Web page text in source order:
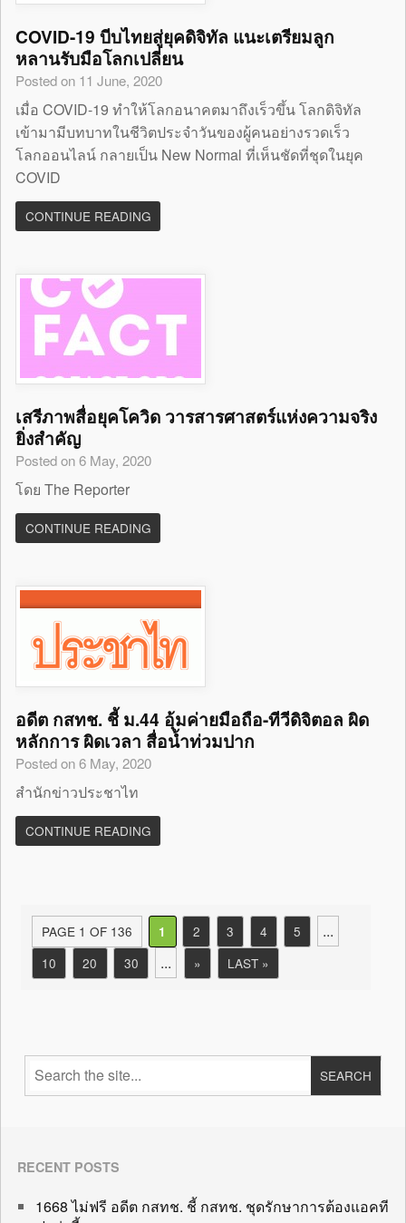
COVID-19 บีบไทยสู่ยุคดิจิทัล แนะเตรียมลูก
หลานรับมือโลกเปลี่ยน
Posted on 11 June, 2020
เมื่อ COVID-19 ทำให้โลกอนาคตมาถึงเร็วขึ้น โลกดิจิทัล
เข้ามามีบทบาทในชีวิตประจำวันของผู้คนอย่างรวดเร็ว
โลกออนไลน์ กลายเป็น New Normal ที่เห็นชัดที่ชุดในยุค
COVID
CONTINUE READING
เสรีภาพสื่อยุคโควิด วารสารศาสตร์แห่งความจริง
ยิ่งสำคัญ
Posted on 6 May, 2020
โดย The Reporter
CONTINUE READING
อดีต กสทช. ชี้ ม.44 อุ้มค่ายมือถือ-ทีวีดิจิตอล ผิด
หลักการ ผิดเวลา สื่อน้ำท่วมปาก
Posted on 6 May, 2020
สำนักข่าวประชาไท
CONTINUE READING
PAGE 1 OF 136 1 2 3 4 5 ...
10 20 30 ... » LAST »
RECENT POSTS
1668 ไม่ฟรี อดีต กสทช. ชี้ กสทช. ชุดรักษาการต้องแอคที